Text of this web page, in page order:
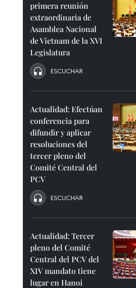
primera reunión
extraordinaria de
Asamblea Nacional
de Vietnam de la XVI
Legislatura
ESCUCHAR
Actualidad: Efectúan
conferencia para
difundir y aplicar
resoluciones del
tercer pleno del
Comité Central del
PCV
ESCUCHAR
Actualidad: Tercer
pleno del Comité
Central del PCV del
XIV mandato tiene
lugar en Hanoi